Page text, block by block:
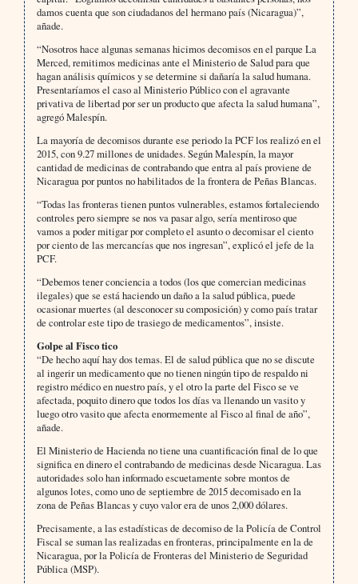
damos cuenta que son ciudadanos del hermano país (Nicaragua)”,
añade.
“Nosotros hace algunas semanas hicimos decomisos en el parque La
Merced, remitimos medicinas ante el Ministerio de Salud para que
hagan análisis químicos y se determine si dañaría la salud humana.
Presentaríamos el caso al Ministerio Público con el agravante
privativa de libertad por ser un producto que afecta la salud humana”,
agregó Malespín.
La mayoría de decomisos durante ese periodo la PCF los realizó en el
2015, con 9.27 millones de unidades. Según Malespín, la mayor
cantidad de medicinas de contrabando que entra al país proviene de
Nicaragua por puntos no habilitados de la frontera de Peñas Blancas.
“Todas las fronteras tienen puntos vulnerables, estamos fortaleciendo
controles pero siempre se nos va pasar algo, sería mentiroso que
vamos a poder mitigar por completo el asunto o decomisar el ciento
por ciento de las mercancías que nos ingresan”, explicó el jefe de la
PCF.
“Debemos tener conciencia a todos (los que comercian medicinas
ilegales) que se está haciendo un daño a la salud pública, puede
ocasionar muertes (al desconocer su composición) y como país tratar
de controlar este tipo de trasiego de medicamentos”, insiste.
Golpe al Fisco tico
“De hecho aquí hay dos temas. El de salud pública que no se discute
al ingerir un medicamento que no tienen ningún tipo de respaldo ni
registro médico en nuestro país, y el otro la parte del Fisco se ve
afectada, poquito dinero que todos los días va llenando un vasito y
luego otro vasito que afecta enormemente al Fisco al final de año”,
añade.
El Ministerio de Hacienda no tiene una cuantificación final de lo que
significa en dinero el contrabando de medicinas desde Nicaragua. Las
autoridades solo han informado escuetamente sobre montos de
algunos lotes, como uno de septiembre de 2015 decomisado en la
zona de Peñas Blancas y cuyo valor era de unos 2,000 dólares.
Precisamente, a las estadísticas de decomiso de la Policía de Control
Fiscal se suman las realizadas en fronteras, principalmente en la de
Nicaragua, por la Policía de Fronteras del Ministerio de Seguridad
Pública (MSP).